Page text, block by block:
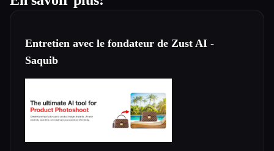
Entretien avec le fondateur de Zust AI -
Saquib